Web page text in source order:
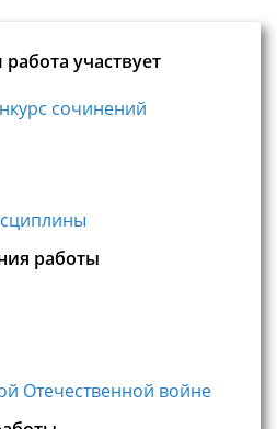
участвует
сочинений
работы
Отечественной войне